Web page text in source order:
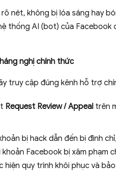
nét, không bị lóa sáng hay
thống AI (bot) của Facebook
nghị chính thức
truy cập đúng kênh hỗ trợ
Request Review / Appeal trên
bị hack dẫn đến bị đình
Facebook bị xâm phạm
hiện quy trình khôi phục và